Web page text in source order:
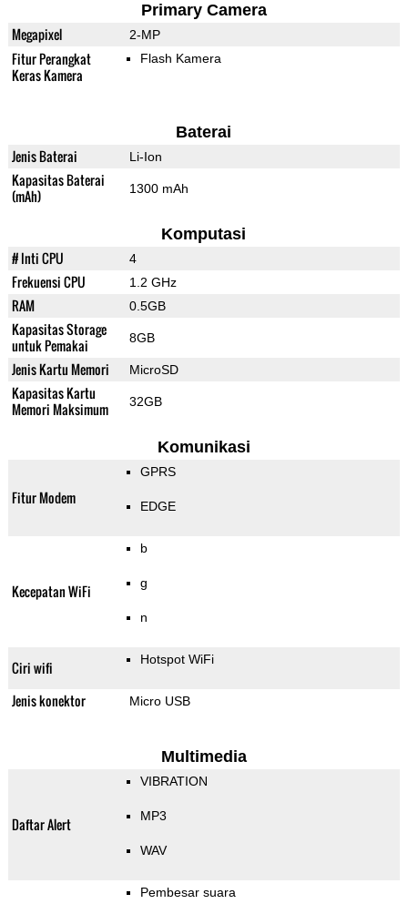
Primary Camera
Megapixel 2-MP
Fitur Perangkat
Keras Kamera
Flash Kamera
Baterai
Jenis Baterai Li-Ion
Kapasitas Baterai
(mAh)
1300 mAh
Komputasi
# Inti CPU 4
Frekuensi CPU 1.2 GHz
RAM 0.5GB
Kapasitas Storage
untuk Pemakai
8GB
Jenis Kartu Memori MicroSD
Kapasitas Kartu
Memori Maksimum
32GB
Komunikasi
Fitur Modem
GPRS
EDGE
Kecepatan WiFi
b
g
n
Ciri wifi Hotspot WiFi
Jenis konektor Micro USB
Multimedia
Daftar Alert
VIBRATION
MP3
WAV
Pembesar suara